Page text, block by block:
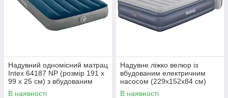
Надувний одномісний матрац
Intex 64187 NP (розмір 191 x
99 x 25 см) з вбудованим
електричним насосом
В наявності
Надувне ліжко велюр із
вбудованим електричним
насосом (229х152х84 см)
Bestway 671BD
В наявності